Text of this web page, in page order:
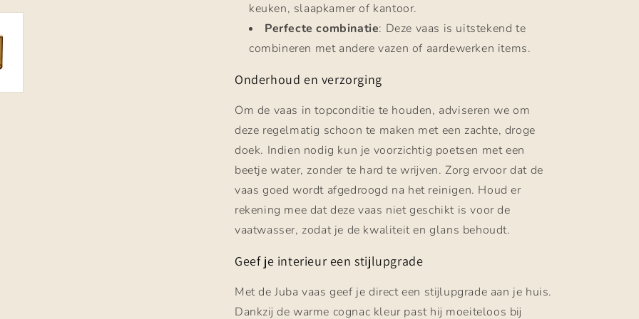
keuken, slaapkamer of kantoor.
Perfecte combinatie: Deze vaas is uitstekend te
combineren met andere vazen of aardewerken items.
Onderhoud en verzorging
Om de vaas in topconditie te houden, adviseren we om
deze regelmatig schoon te maken met een zachte, droge
doek. Indien nodig kun je voorzichtig poetsen met een
beetje water, zonder te hard te wrijven. Zorg ervoor dat de
vaas goed wordt afgedroogd na het reinigen. Houd er
rekening mee dat deze vaas niet geschikt is voor de
vaatwasser, zodat je de kwaliteit en glans behoudt.
Geef je interieur een stijlupgrade
Met de Juba vaas geef je direct een stijlupgrade aan je huis.
Dankzij de warme cognac kleur past hij moeiteloos bij